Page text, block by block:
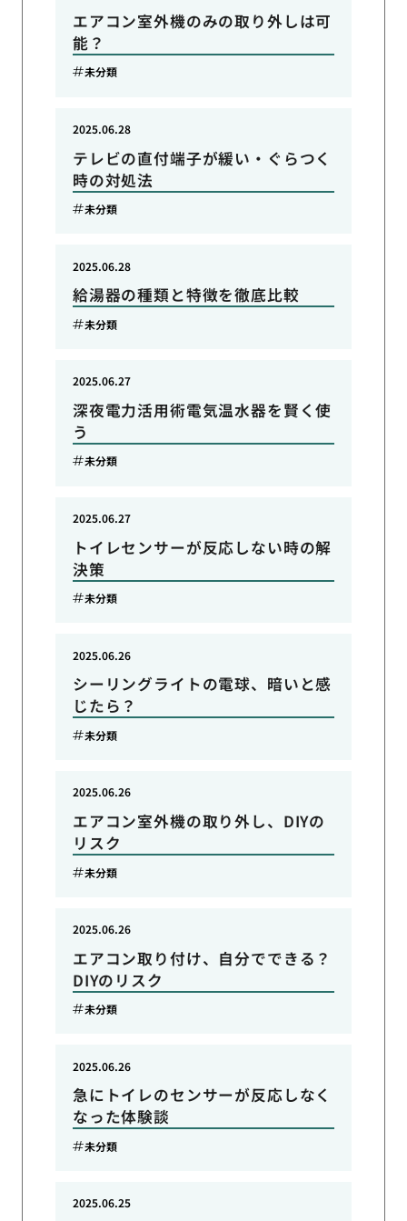
エアコン室外機のみの取り外しは可
能？
未分類
テレビの直付端子が緩い・ぐらつく
時の対処法
2025.06.28
未分類
給湯器の種類と特徴を徹底比較
2025.06.28
未分類
深夜電力活用術電気温水器を賢く使
う
2025.06.27
未分類
トイレセンサーが反応しない時の解
決策
2025.06.27
未分類
シーリングライトの電球、暗いと感
じたら？
2025.06.26
未分類
エアコン室外機の取り外し、DIYの
リスク
2025.06.26
未分類
エアコン取り付け、自分でできる？
DIYのリスク
2025.06.26
未分類
急にトイレのセンサーが反応しなく
なった体験談
2025.06.26
未分類
2025.06.25